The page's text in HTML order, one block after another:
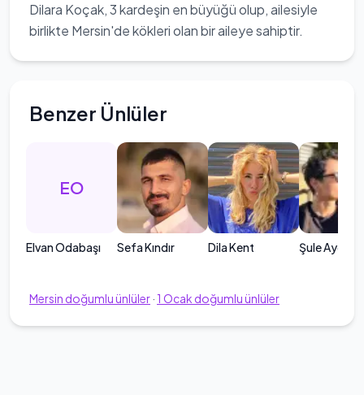
Dilara Koçak, 3 kardeşin en büyüğü olup, ailesiyle
birlikte Mersin'de kökleri olan bir aileye sahiptir.
Benzer Ünlüler
EO
Elvan Odabaşı Sefa Kındır Dila Kent Şule Aydın
Mersin doğumlu ünlüler· 1 Ocak doğumlu ünlüler